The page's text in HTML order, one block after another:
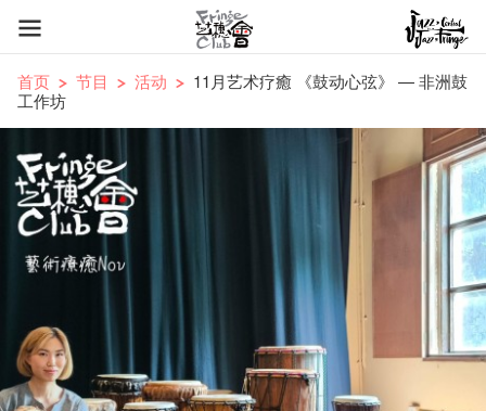
首页 节目 活动
11月艺术疗癒 《鼓动心弦》 — 非洲鼓
工作坊